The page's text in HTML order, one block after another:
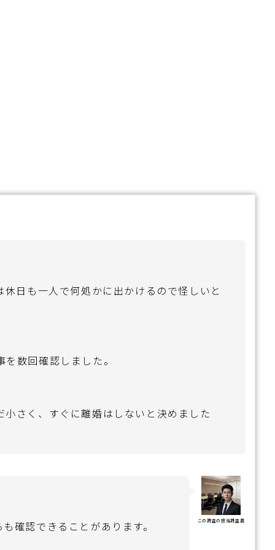
日も一人で何処かに出かけるので怪しいと
数回確認しました。
さく、すぐに離婚はしないと決めました
この調査の担当調査員
確認できることがあります。